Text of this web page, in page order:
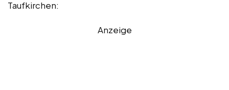
Taufkirchen:
Anzeige